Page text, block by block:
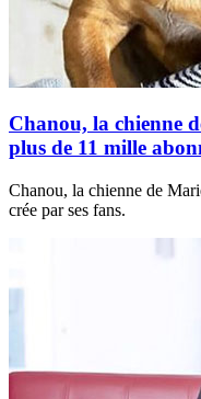
Chanou, la chienne
plus de 11 mille
Chanou, la chienne de
crée par ses fans.